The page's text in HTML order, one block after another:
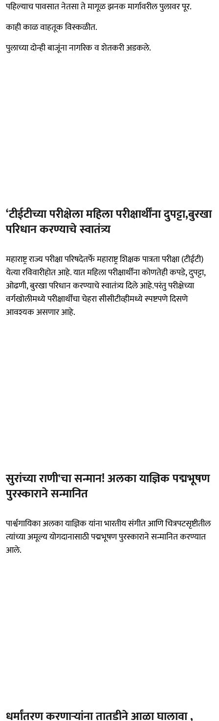
पहिल्याच पावसात नेतसा ते मागूळ झनक मार्गावरील पुलावर पूर.
काही काळ वाहतूक विस्कळीत.
पुलाच्या दोन्ही बाजूंना नागरिक व शेतकरी अडकले.
‘टीईटीच्या परीक्षेला महिला परीक्षार्थींना दुपट्टा,बुरखा
परिधान करण्याचे स्वातंत्र्य
महाराष्ट्र राज्य परीक्षा परिषदेतर्फे महाराष्ट्र शिक्षक पात्रता परीक्षा (टीईटी)
येत्या रविवारीहोत आहे. यात महिला परीक्षार्थींना कोणतेही कपडे, दुपट्टा,
ओढणी, बुरखा परिधान करण्याचे स्वातंत्र्य दिले आहे.परंतु परीक्षेच्या
वर्गखोलीमध्ये परीक्षार्थींचा चेहरा सीसीटीव्हीमध्ये स्पष्टपणे दिसणे
आवश्यक असणार आहे.
सुरांच्या राणी'चा सन्मान! अलका याज्ञिक पद्मभूषण
पुरस्काराने सन्मानित
पार्श्वगायिका अलका याज्ञिक यांना भारतीय संगीत आणि चित्रपटसृष्टीतील
त्यांच्या अमूल्य योगदानासाठी पद्मभूषण पुरस्काराने सन्मानित करण्यात
आले.
धर्मांतरण करणाऱ्यांना तातडीने आळा घालावा ,